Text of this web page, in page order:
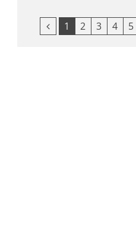
Vorherige Seite
1 2 3 4 5